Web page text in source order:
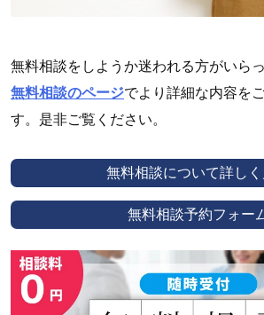
無料相談をしようか迷われる方がいら
無料相談のページでより詳細な内容を
す。是非ご覧ください。
無料相談について詳し
無料相談予約フォー